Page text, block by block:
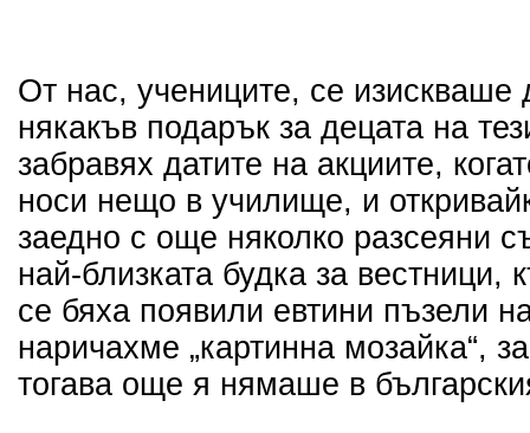
От нас, учениците, се изискваше
някакъв подарък за децата на
забравях датите на акциите,
носи нещо в училище, и
заедно с още няколко разсеяни
най-близката будка за вестници,
се бяха появили евтини пъзели
наричахме „картинна мозайка“,
тогава още я нямаше в